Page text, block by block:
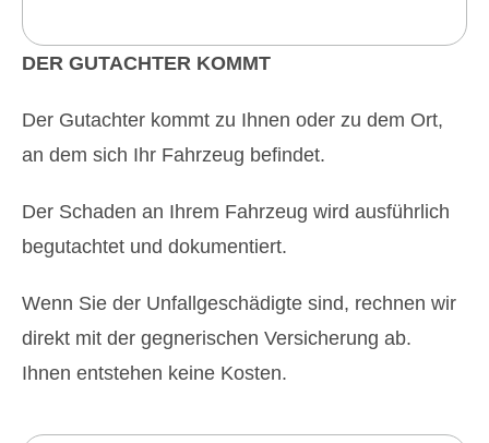
DER GUTACHTER KOMMT
Der Gutachter kommt zu Ihnen oder zu dem Ort,
an dem sich Ihr Fahrzeug befindet.
Der Schaden an Ihrem Fahrzeug wird ausführlich
begutachtet und dokumentiert.
Wenn Sie der Unfallgeschädigte sind, rechnen wir
direkt mit der gegnerischen Versicherung ab.
Ihnen entstehen keine Kosten.